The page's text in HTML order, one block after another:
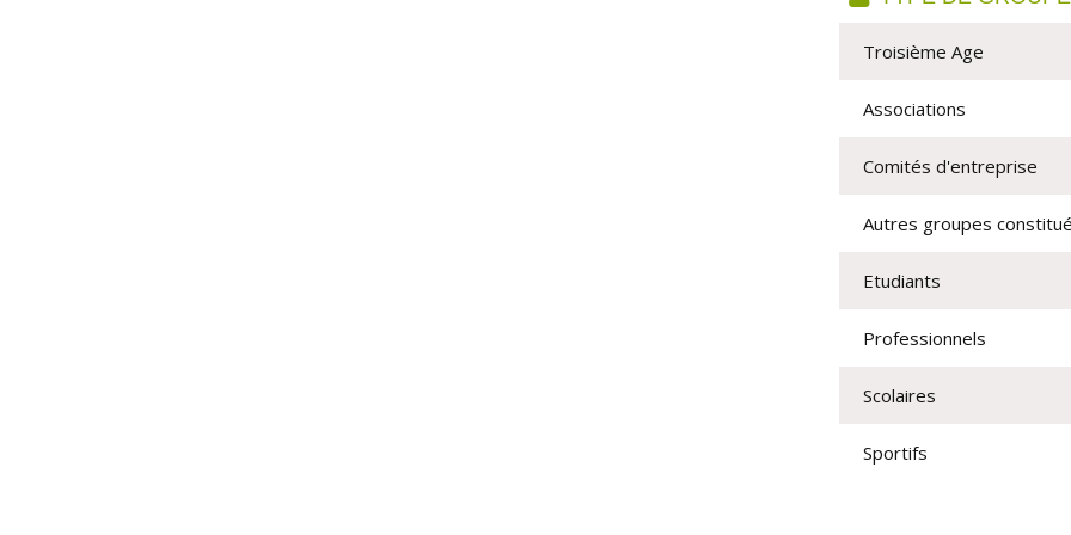
Troisième Age
Associations
Comités d'entreprise
Autres groupes
Etudiants
Professionnels
Scolaires
Sportifs